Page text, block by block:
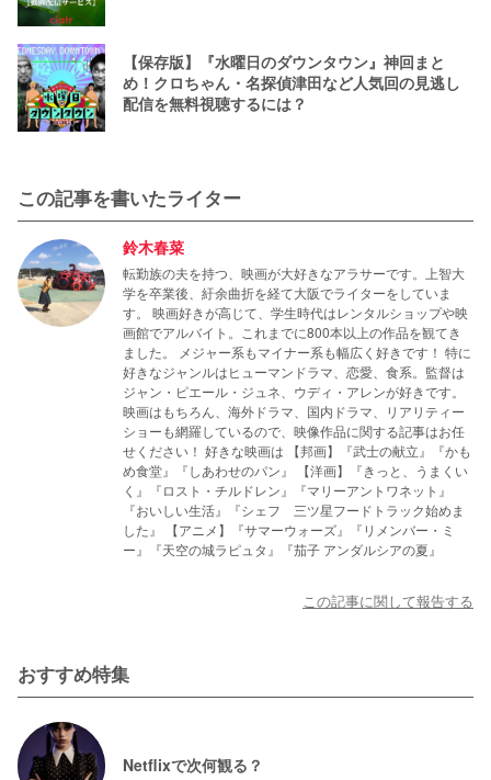
【保存版】『水曜日のダウンタウン』神回まと
め！クロちゃん・名探偵津田など人気回の見逃し
配信を無料視聴するには？
この記事を書いたライター
鈴木春菜
転勤族の夫を持つ、映画が大好きなアラサーです。上智大
学を卒業後、紆余曲折を経て大阪でライターをしていま
す。 映画好きが高じて、学生時代はレンタルショップや映
画館でアルバイト。これまでに800本以上の作品を観てき
ました。 メジャー系もマイナー系も幅広く好きです！ 特に
好きなジャンルはヒューマンドラマ、恋愛、食系。監督は
ジャン・ピエール・ジュネ、ウディ・アレンが好きです。
映画はもちろん、海外ドラマ、国内ドラマ、リアリティー
ショーも網羅しているので、映像作品に関する記事はお任
せください！ 好きな映画は 【邦画】『武士の献立』『かも
め食堂』『しあわせのパン』 【洋画】『きっと、うまくい
く』『ロスト・チルドレン』『マリーアントワネット』
『おいしい生活』『シェフ 三ツ星フードトラック始めま
した』 【アニメ】『サマーウォーズ』『リメンバー・ミ
ー』『天空の城ラピュタ』『茄子 アンダルシアの夏』
この記事に関して報告する
おすすめ特集
Netflixで次何観る？